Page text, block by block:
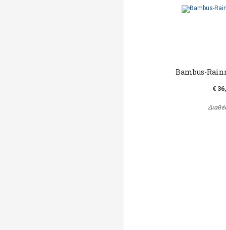
Bambus-
€